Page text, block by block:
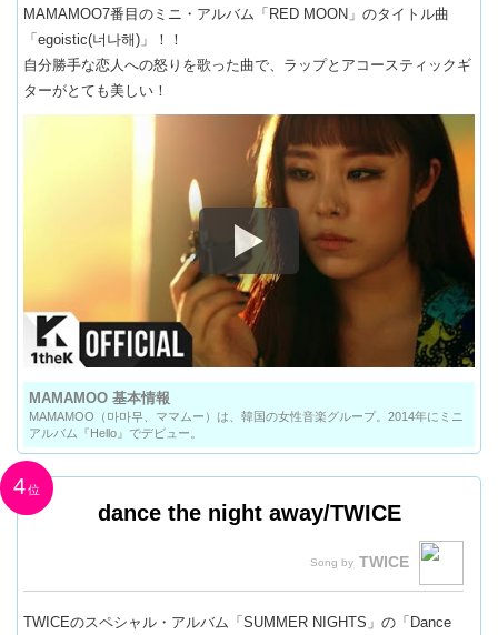
MAMAMOO7番目のミニ・アルバム「RED MOON」のタイトル曲
「egoistic(너나해)」！！
自分勝手な恋人への怒りを歌った曲で、ラップとアコースティックギ
ターがとても美しい！
MAMAMOO 基本情報
MAMAMOO（마마무、ママムー）は、韓国の女性音楽グループ。2014年にミニ
アルバム『Hello』でデビュー。
4
dance the night away/TWICE
TWICE
TWICEのスペシャル・アルバム「SUMMER NIGHTS」の「Dance